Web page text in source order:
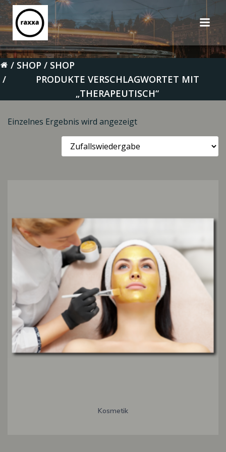
Inhalt
springen
SHOP
SHOP
PRODUKTE VERSCHLAGWORTET MIT
„THERAPEUTISCH“
Einzelnes Ergebnis wird angezeigt
Kosmetik